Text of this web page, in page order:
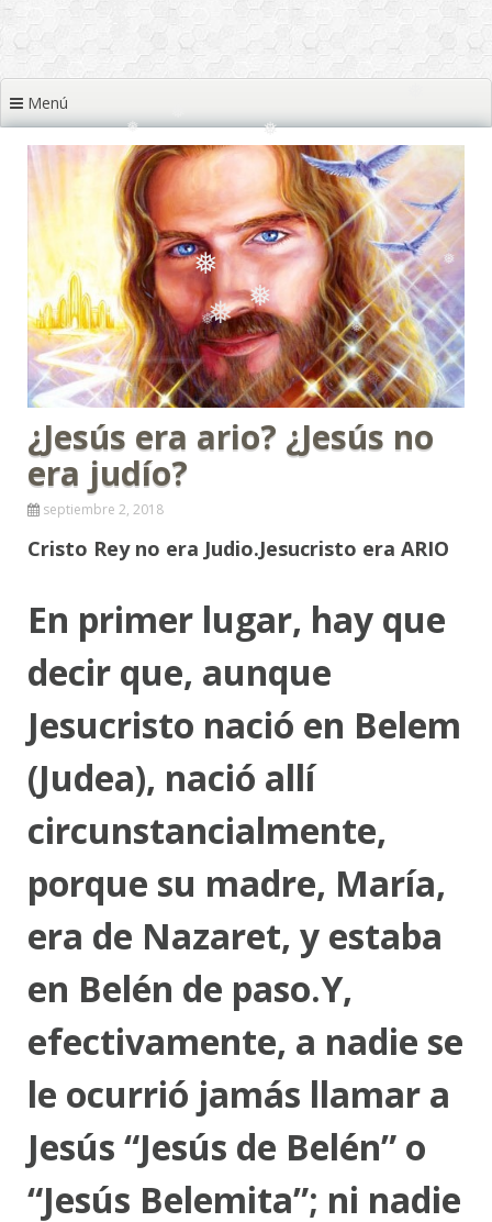
❅
❅
❅
❅
❅
❅
❅
Menú
¿Jesús era ario? ¿Jesús no
era judío?
septiembre 2, 2018
Cristo Rey no era Judio.Jesucristo era ARIO
En primer lugar, hay que
decir que, aunque
Jesucristo nació en Belem
(Judea), nació allí
circunstancialmente,
porque su madre, María,
era de Nazaret, y estaba
en Belén de paso.Y,
efectivamente, a nadie se
le ocurrió jamás llamar a
Jesús “Jesús de Belén” o
“Jesús Belemita”; ni nadie